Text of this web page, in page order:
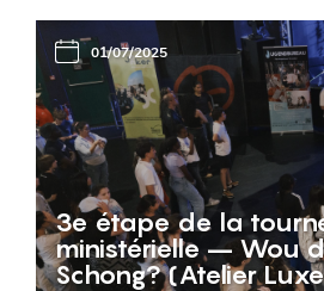
01/07/2025
3e étape de la
ministérielle – Wou
Schong? (Atelier